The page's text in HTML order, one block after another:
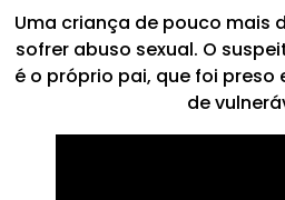
Uma criança de pouco mais
sofrer abuso sexual. O
é o próprio pai, que foi
de